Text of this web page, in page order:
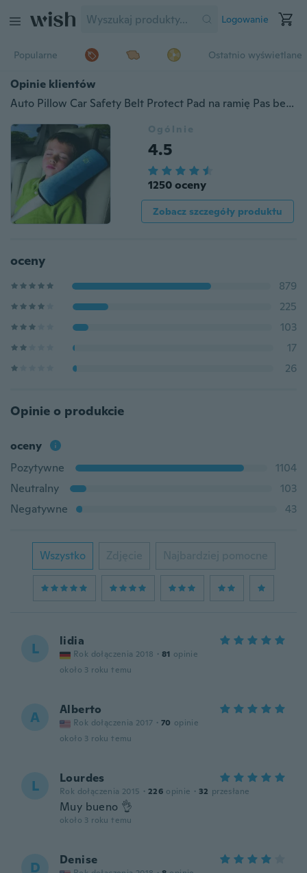
Logowanie
Popularne Ostatnio wyświetlane
Opinie klientów
Auto Pillow Car Safety Belt Protect Pad na ramię Pas bezpieczeństwa pojazdu dla dzieci
Ogólnie
4.5
1250 oceny
Zobacz szczegóły produktu
oceny
879
225
103
17
26
Opinie o produkcie
oceny
Pozytywne
1104
Neutralny
103
Negatywne
43
Wszystko Zdjęcie Najbardziej pomocne
L lidia
Rok dołączenia 2018 · 81 opinie
około 3 roku temu
A Alberto
Rok dołączenia 2017 · 70 opinie
około 3 roku temu
L Lourdes
Rok dołączenia 2015 · 226 opinie · 32 przesłane
Muy bueno 👌
około 3 roku temu
D Denise